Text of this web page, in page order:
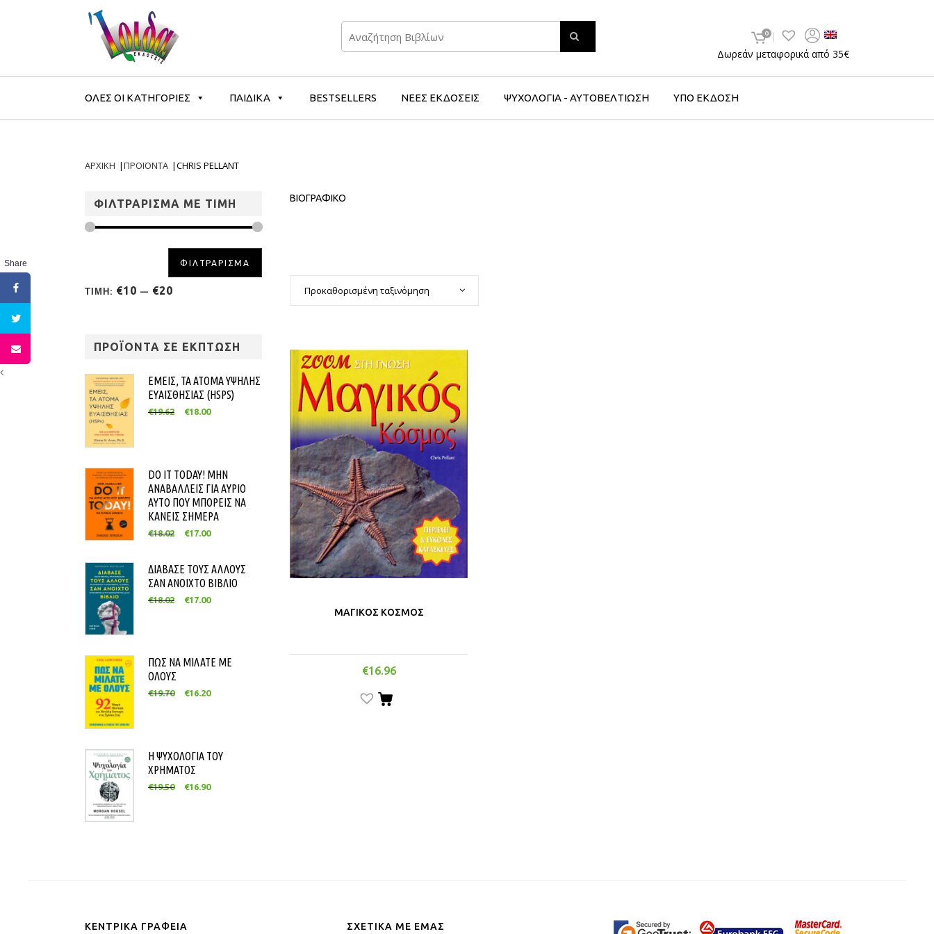
Δωρεάν μεταφορικά από 35€
0
ΟΛΕΣ ΟΙ ΚΑΤΗΓΟΡΙΕΣ ΠΑΙΔΙΚΑ BESTSELLERS ΝΕΕΣ ΕΚΔΟΣΕΙΣ ΨΥΧΟΛΟΓΙΑ - ΑΥΤΟΒΕΛΤΙΩΣΗ ΥΠΟ ΕΚΔΟΣΗ
ΑΡΧΙΚΗ |ΠΡΟΪΟΝΤΑ |CHRIS PELLANT
ΦΙΛΤΡΑΡΙΣΜΑ ΜΕ ΤΙΜΗ
ΦΙΛΤΡΑΡΙΣΜΑ
ΤΙΜΗ: €10 — €20
ΠΡΟΪΟΝΤΑ ΣΕ ΕΚΠΤΩΣΗ
ΕΜΕΙΣ, ΤΑ ΑΤΟΜΑ ΥΨΗΛΗΣ
ΕΥΑΙΣΘΗΣΙΑΣ (HSPS)
€19.62 €18.00
DO IT TODAY! ΜΗΝ
ΑΝΑΒΑΛΛΕΙΣ ΓΙΑ ΑΥΡΙΟ
ΑΥΤΟ ΠΟΥ ΜΠΟΡΕΙΣ ΝΑ
ΚΑΝΕΙΣ ΣΗΜΕΡΑ
€18.02 €17.00
ΔΙΑΒΑΣΕ ΤΟΥΣ ΑΛΛΟΥΣ
ΣΑΝ ΑΝΟΙΧΤΟ ΒΙΒΛΙΟ
€18.02 €17.00
ΠΩΣ ΝΑ ΜΙΛΑΤΕ ΜΕ
ΟΛΟΥΣ
€19.70 €16.20
Η ΨΥΧΟΛΟΓΙΑ ΤΟΥ
ΧΡΗΜΑΤΟΣ
€19.50 €16.90
ΒΙΟΓΡΑΦΙΚΟ
Προκαθορισμένη ταξινόμηση
ΜΑΓΙΚΟΣ ΚΟΣΜΟΣ
€16.96
ΚΕΝΤΡΙΚΑ ΓΡΑΦΕΙΑ ΣΧΕΤΙΚΑ ΜΕ ΕΜΑΣ
Share